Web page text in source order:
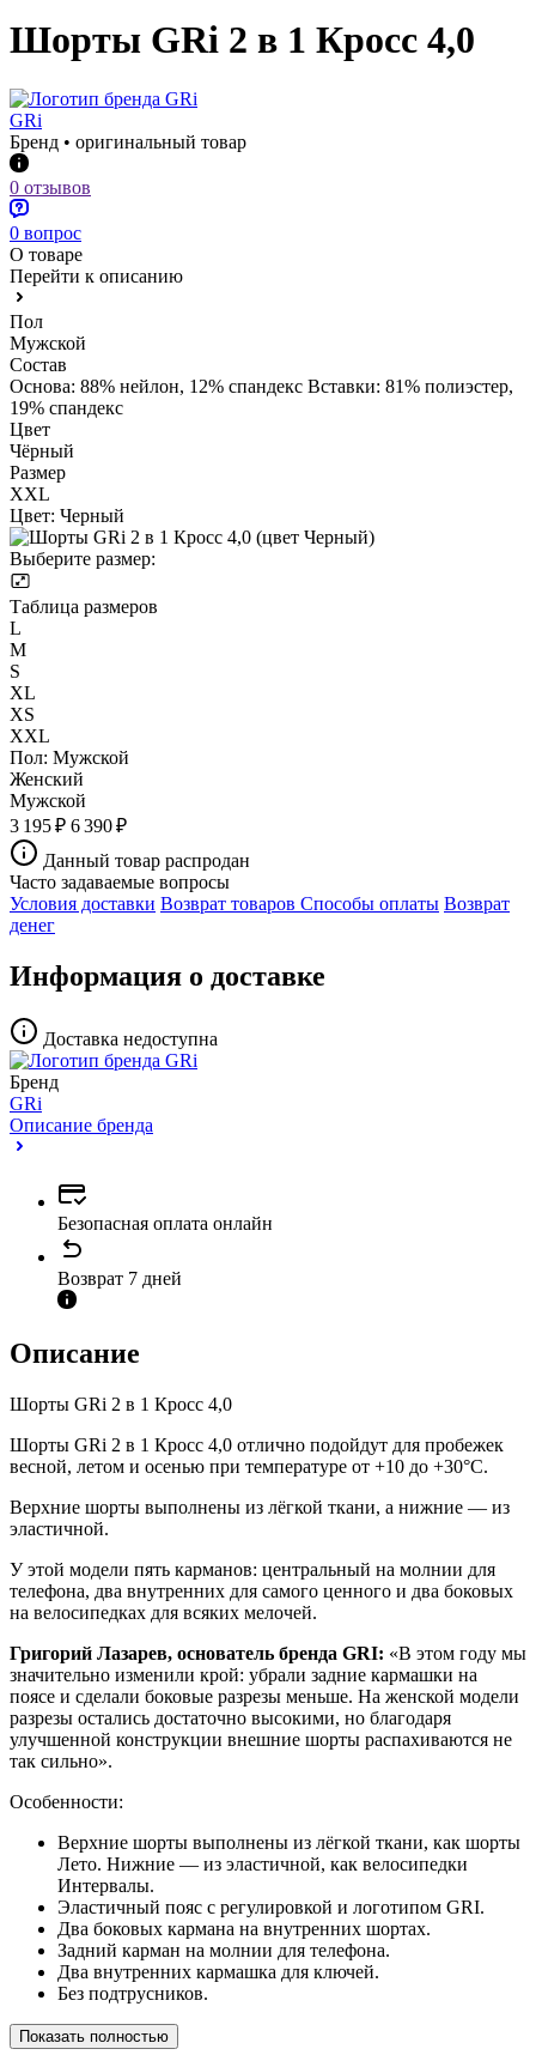
Шорты GRi 2 в 1 Кросс 4,0
GRi
Бренд • оригинальный товар
0 отзывов
0 вопрос
О товаре
Перейти к описанию
Пол
Мужской
Состав
Основа: 88% нейлон, 12% спандекс Вставки: 81% полиэстер,
19% спандекс
Цвет
Чёрный
Размер
XXL
Цвет: Черный
Выберите размер:
Таблица размеров
L
M
S
XL
XS
XXL
Пол: Мужской
Женский
Мужской
3 195 ₽ 6 390 ₽
Данный товар распродан
Часто задаваемые вопросы
Условия доставки Возврат товаров Способы оплаты Возврат
денег
Информация о доставке
Доставка недоступна
Бренд
GRi
Описание бренда
Безопасная оплата онлайн
Возврат 7 дней
Описание
Шорты GRi 2 в 1 Кросс 4,0
Шорты GRi 2 в 1 Кросс 4,0 отлично подойдут для пробежек
весной, летом и осенью при температуре от +10 до +30°C.
Верхние шорты выполнены из лёгкой ткани, а нижние — из
эластичной.
У этой модели пять карманов: центральный на молнии для
телефона, два внутренних для самого ценного и два боковых
на велосипедках для всяких мелочей.
Григорий Лазарев, основатель бренда GRI: «В этом году мы
значительно изменили крой: убрали задние кармашки на
поясе и сделали боковые разрезы меньше. На женской модели
разрезы остались достаточно высокими, но благодаря
улучшенной конструкции внешние шорты распахиваются не
так сильно».
Особенности:
Верхние шорты выполнены из лёгкой ткани, как шорты
Лето. Нижние — из эластичной, как велосипедки
Интервалы.
Эластичный пояс с регулировкой и логотипом GRI.
Два боковых кармана на внутренних шортах.
Задний карман на молнии для телефона.
Два внутренних кармашка для ключей.
Без подтрусников.
Показать полностью